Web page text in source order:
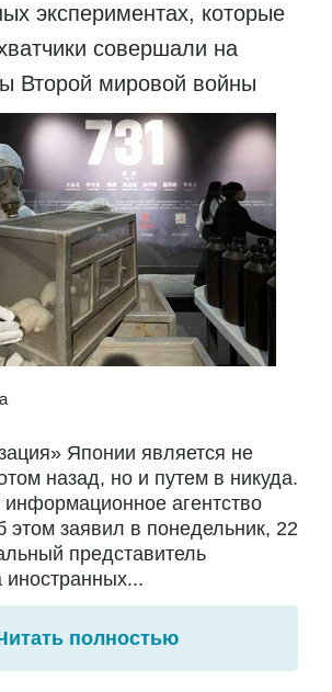
экспериментах, которые
совершали на
Второй мировой войны
Японии является не
назад, но и путем в никуда.
информационное агентство
этом заявил в понедельник, 22
представитель
иностранных...
полностью